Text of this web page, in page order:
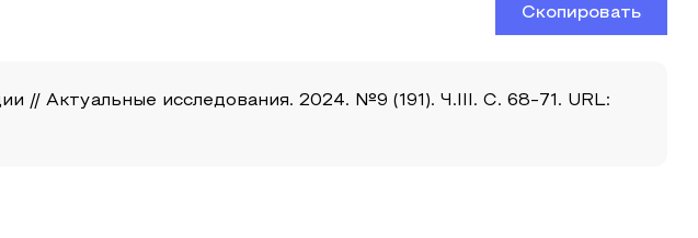
Скопировать
// Актуальные исследования. 2024. №9 (191). Ч.III. С. 68-71. URL: